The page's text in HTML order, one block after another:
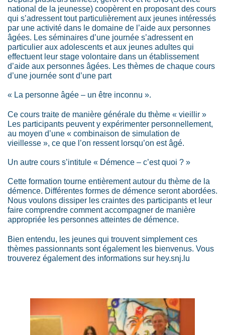
national de la jeunesse) coopèrent en proposant des cours
qui s’adressent tout particulièrement aux jeunes intéressés
par une activité dans le domaine de l’aide aux personnes
âgées. Les séminaires d’une journée s’adressent en
particulier aux adolescents et aux jeunes adultes qui
effectuent leur stage volontaire dans un établissement
d’aide aux personnes âgées. Les thèmes de chaque cours
d’une journée sont d’une part
« La personne âgée – un être inconnu ».
Ce cours traite de manière générale du thème « vieillir »
Les participants peuvent y expérimenter personnellement,
au moyen d’une « combinaison de simulation de
vieillesse », ce que l’on ressent lorsqu’on est âgé.
Un autre cours s’intitule « Démence – c’est quoi ? »
Cette formation tourne entièrement autour du thème de la
démence. Différentes formes de démence seront abordées.
Nous voulons dissiper les craintes des participants et leur
faire comprendre comment accompagner de manière
appropriée les personnes atteintes de démence.
Bien entendu, les jeunes qui trouvent simplement ces
thèmes passionnants sont également les bienvenus. Vous
trouverez également des informations sur hey.snj.lu